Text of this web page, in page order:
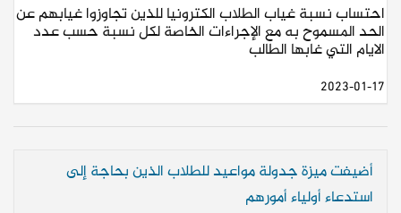
احتساب نسبة غياب الطلاب الكترونيا للذين تجاوزوا غيابهم عن
الحد المسموح به مع الإجراءات الخاصة لكل نسبة حسب عدد
الايام التي غابها الطالب
2023-01-17
أضيفت ميزة جدولة مواعيد للطلاب الذين بحاجة إلى
استدعاء أولياء أمورهم